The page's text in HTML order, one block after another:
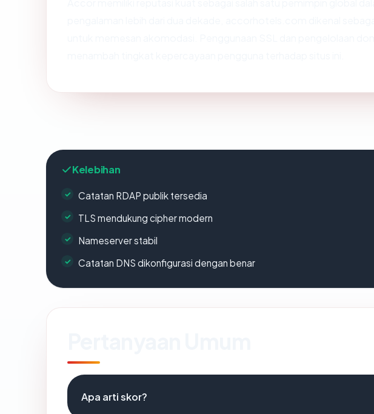
Kelebihan
Catatan RDAP publik tersedia
TLS mendukung cipher modern
Nameserver stabil
Catatan DNS dikonfigurasi dengan benar
Apa arti skor?